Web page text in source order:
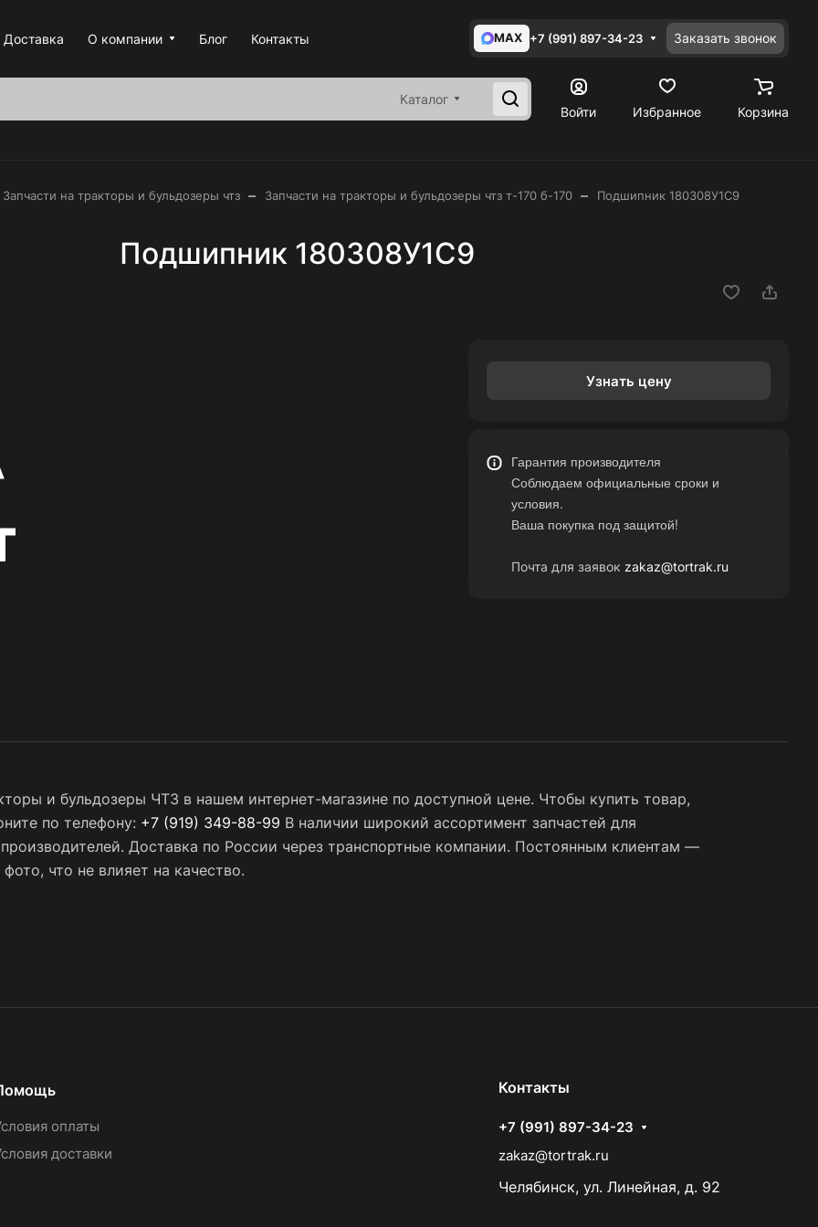
Доставка О компании Блог Контакты MAX +7 (991) 897-34-23 Заказать звонок
Каталог
Войти
Избранное Корзина
Запчасти на тракторы и бульдозеры чтз – Запчасти на тракторы и бульдозеры чтз т-170 б-170 – Подшипник 180308У1С9
Подшипник 180308У1С9
Узнать цену
Гарантия производителя
Соблюдаем официальные сроки и
условия.
Ваша покупка под защитой!
Почта для заявок zakaz@tortrak.ru
и бульдозеры ЧТЗ в нашем интернет-магазине по доступной цене. Чтобы купить товар,
по телефону: +7 (919) 349-88-99 В наличии широкий ассортимент запчастей для
Доставка по России через транспортные компании. Постоянным клиентам —
что не влияет на качество.
оплаты
доставки
Контакты
+7 (991) 897-34-23
zakaz@tortrak.ru
Челябинск, ул. Линейная, д. 92